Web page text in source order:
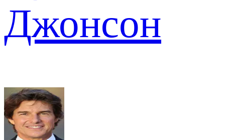
Джонсон